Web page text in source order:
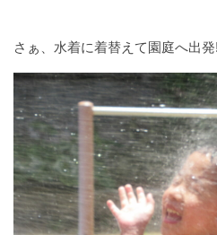
さぁ、水着に着替えて園庭へ出発